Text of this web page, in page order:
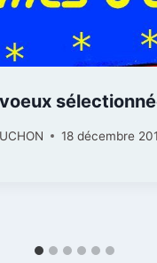
18 décembre